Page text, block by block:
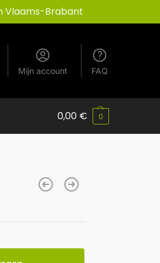
Vlaams-Brabant
Mijn account FAQ
0,00 € 0